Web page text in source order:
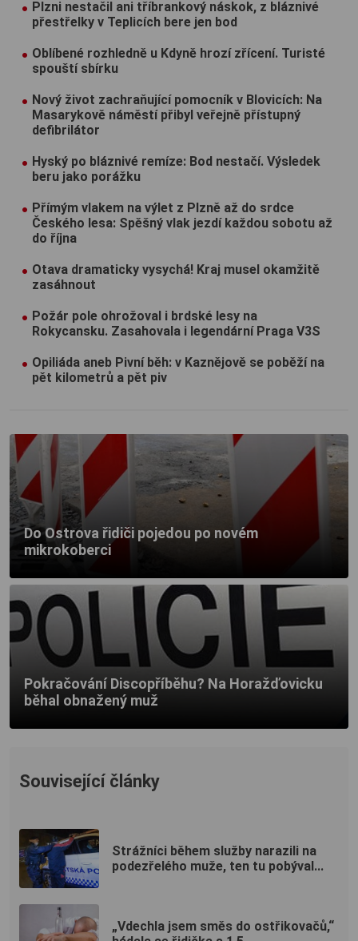
Plzni nestačil ani tříbrankový náskok, z bláznivé
přestřelky v Teplicích bere jen bod
Oblíbené rozhledně u Kdyně hrozí zřícení. Turisté
spouští sbírku
Nový život zachraňující pomocník v Blovicích: Na
Masarykově náměstí přibyl veřejně přístupný
defibrilátor
Hyský po bláznivé remíze: Bod nestačí. Výsledek
beru jako porážku
Přímým vlakem na výlet z Plzně až do srdce
Českého lesa: Spěšný vlak jezdí každou sobotu až
do října
Otava dramaticky vysychá! Kraj musel okamžitě
zasáhnout
Požár pole ohrožoval i brdské lesy na
Rokycansku. Zasahovala i legendární Praga V3S
Opiliáda aneb Pivní běh: v Kaznějově se poběží na
pět kilometrů a pět piv
Do Ostrova řidiči pojedou po novém
mikrokoberci
Pokračování Discopříběhu? Na Horažďovicku
běhal obnažený muž
Související články
Strážníci během služby narazili na
podezřelého muže, ten tu pobýval...
„Vdechla jsem směs do ostřikovačů,“